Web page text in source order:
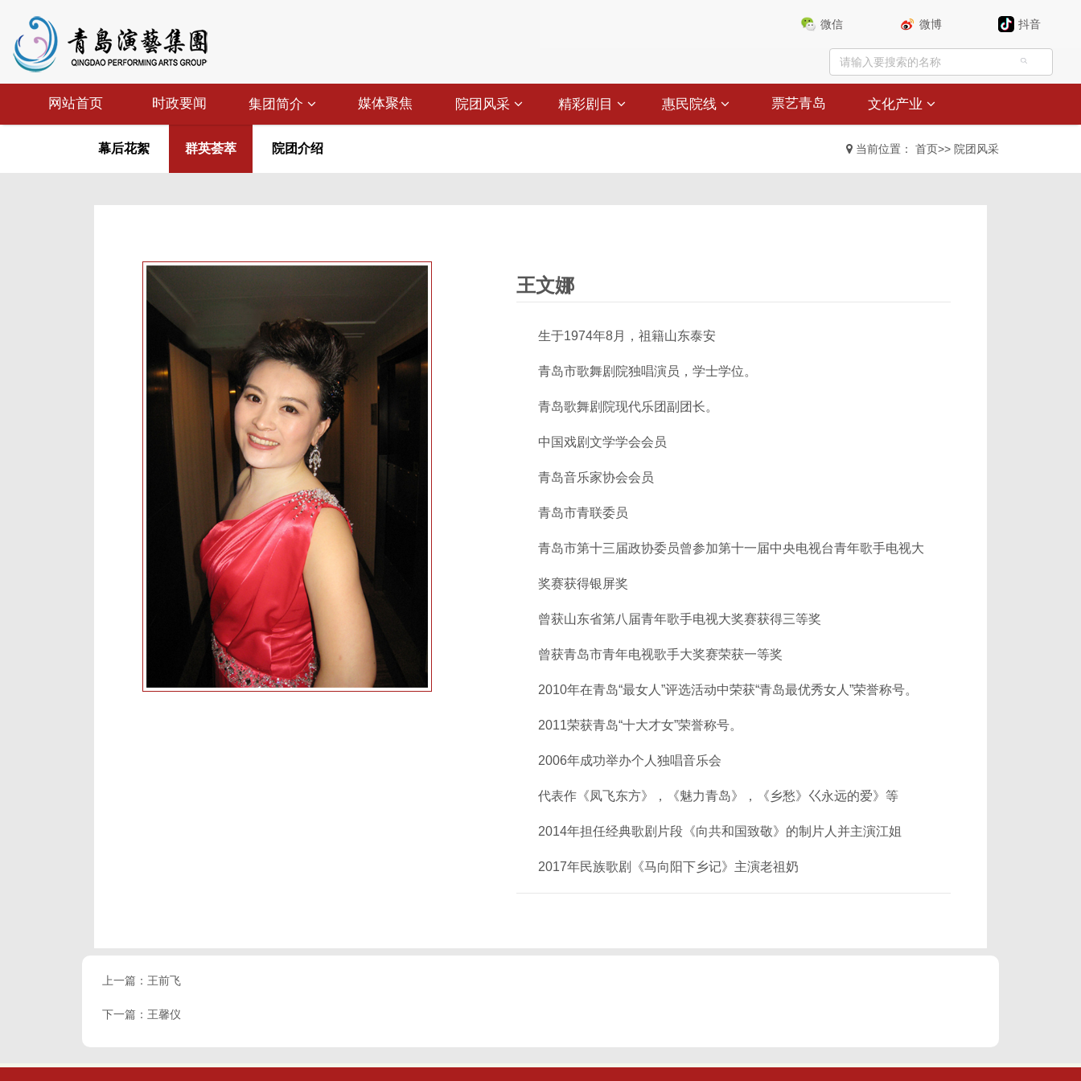
微信 微博 抖音
网站首页 时政要闻 集团简介 媒体聚焦 院团风采 精彩剧目 惠民院线 票艺青岛 文化产业
幕后花絮 群英荟萃 院团介绍 当前位置： 首页>> 院团风采
王文娜
生于1974年8月，祖籍山东泰安
青岛市歌舞剧院独唱演员，学士学位。
青岛歌舞剧院现代乐团副团长。
中国戏剧文学学会会员
青岛音乐家协会会员
青岛市青联委员
青岛市第十三届政协委员曾参加第十一届中央电视台青年歌手电视大
奖赛获得银屏奖
曾获山东省第八届青年歌手电视大奖赛获得三等奖
曾获青岛市青年电视歌手大奖赛荣获一等奖
2010年在青岛“最女人”评选活动中荣获“青岛最优秀女人”荣誉称号。
2011荣获青岛“十大才女”荣誉称号。
2006年成功举办个人独唱音乐会
代表作《凤飞东方》，《魅力青岛》，《乡愁》巜永远的爱》等
2014年担任经典歌剧片段《向共和国致敬》的制片人并主演江姐
2017年民族歌剧《马向阳下乡记》主演老祖奶
上一篇： 王前飞
下一篇： 王馨仪